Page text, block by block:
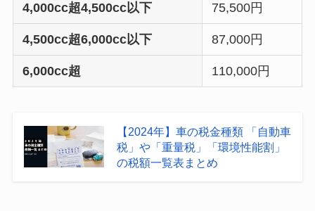
4,000cc超4,500cc以下 75,500円
4,500cc超6,000cc以下 87,000円
6,000cc超 110,000円
【2024年】車の税金種類 「自動車
税」や「重量税」「環境性能割」
の税額一覧表まとめ